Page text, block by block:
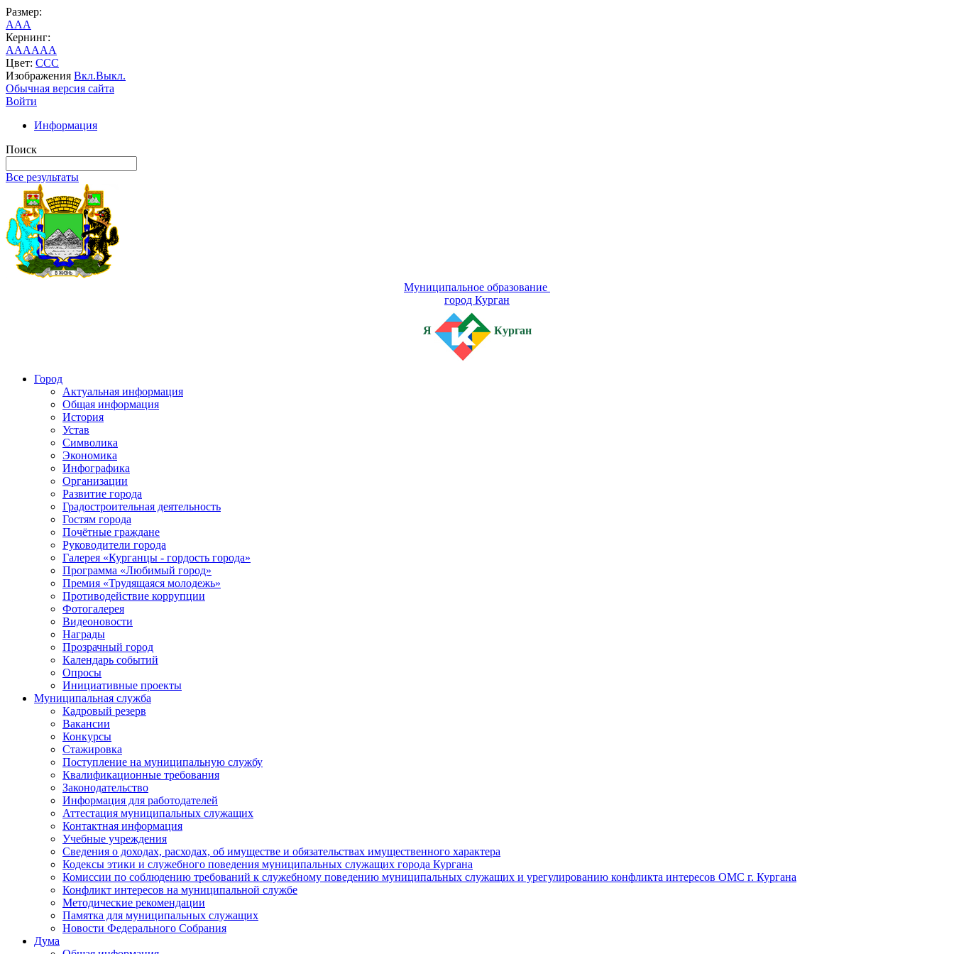
Размер:
AAA
Кернинг:
AAAAAA
Цвет: CCC
Изображения Вкл.Выкл.
Обычная версия сайта
Войти
Информация
Поиск
Все результаты
Муниципальное образование
город Курган
Я Курган
Город
Актуальная информация
Общая информация
История
Устав
Символика
Экономика
Инфографика
Организации
Развитие города
Градостроительная деятельность
Гостям города
Почётные граждане
Руководители города
Галерея «Курганцы - гордость города»
Программа «Любимый город»
Премия «Трудящаяся молодежь»
Противодействие коррупции
Фотогалерея
Видеоновости
Награды
Прозрачный город
Календарь событий
Опросы
Инициативные проекты
Муниципальная служба
Кадровый резерв
Вакансии
Конкурсы
Стажировка
Поступление на муниципальную службу
Квалификационные требования
Законодательство
Информация для работодателей
Аттестация муниципальных служащих
Контактная информация
Учебные учреждения
Сведения о доходах, расходах, об имуществе и обязательствах имущественного характера
Кодексы этики и служебного поведения муниципальных служащих города Кургана
Комиссии по соблюдению требований к служебному поведению муниципальных служащих и урегулированию конфликта интересов ОМС г. Кургана
Конфликт интересов на муниципальной службе
Методические рекомендации
Памятка для муниципальных служащих
Новости Федерального Cобрания
Дума